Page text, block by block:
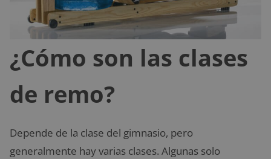
¿Cómo son las clases
de remo?
Depende de la clase del gimnasio, pero
generalmente hay varias clases. Algunas solo